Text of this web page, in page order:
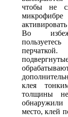
чтобы не
Во
клея
толщины
место, клей